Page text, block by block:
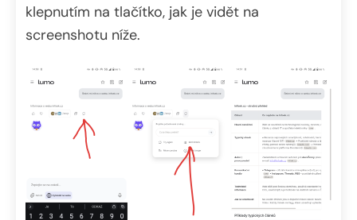
klepnutím na tlačítko, jak je vidět na
screenshotu níže.